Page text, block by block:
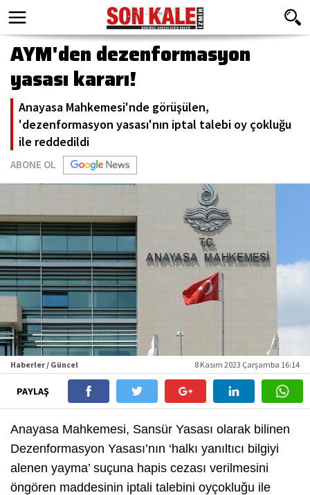
AYM'den dezenformasyon
yasası kararı!
Anayasa Mahkemesi'nde görüşülen,
'dezenformasyon yasası'nın iptal talebi oy çokluğu
ile reddedildi
ABONE OL
Haberler / Güncel 8 Kasım 2023 Çarşamba 16:14
PAYLAŞ
Anayasa Mahkemesi, Sansür Yasası olarak bilinen
Dezenformasyon Yasası’nın ‘halkı yanıltıcı bilgiyi
alenen yayma’ suçuna hapis cezası verilmesini
öngören maddesinin iptali talebini oyçokluğu ile